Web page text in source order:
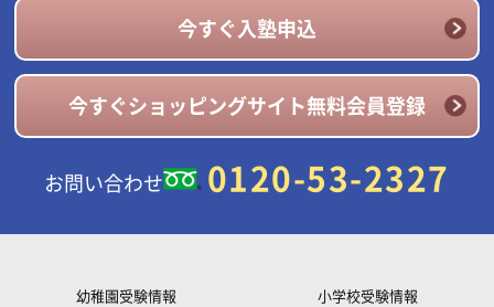
今すぐ入塾申込
今すぐショッピングサイト無料会員登録
お問い合わせ 0120-53-2327
幼稚園受験情報
小学校受験情報